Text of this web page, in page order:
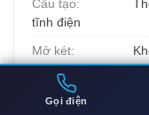
Gọi điện
Cấu tạo:
tĩnh điện
Mở két:
điện thoại
5.690.000đ